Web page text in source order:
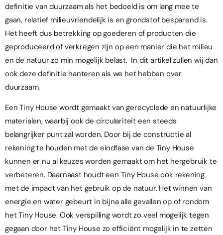
definitie van duurzaam als het bedoeld is om lang mee te
gaan, relatief milieuvriendelijk is en grondstof besparend is.
Het heeft dus betrekking op goederen of producten die
geproduceerd of verkregen zijn op een manier die het milieu
en de natuur zo min mogelijk belast. In dit artikel zullen wij dan
ook deze definitie hanteren als we het hebben over
duurzaam.
Een Tiny House wordt gemaakt van gerecyclede en natuurlijke
materialen, waarbij ook de circulariteit een steeds
belangrijker punt zal worden. Door bij de constructie al
rekening te houden met de eindfase van de Tiny House
kunnen er nu al keuzes worden gemaakt om het hergebruik te
verbeteren. Daarnaast houdt een Tiny House ook rekening
met de impact van het gebruik op de natuur. Het winnen van
energie en water gebeurt in bijna alle gevallen op of rondom
het Tiny House. Ook verspilling wordt zo veel mogelijk tegen
gegaan door het Tiny House zo efficiënt mogelijk in te zetten